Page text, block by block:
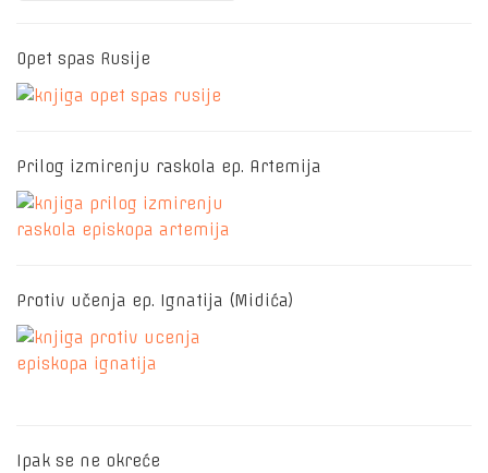
Opet spas Rusije
Prilog izmirenju raskola ep. Artemija
Protiv učenja ep. Ignatija (Midića)
Ipak se ne okreće